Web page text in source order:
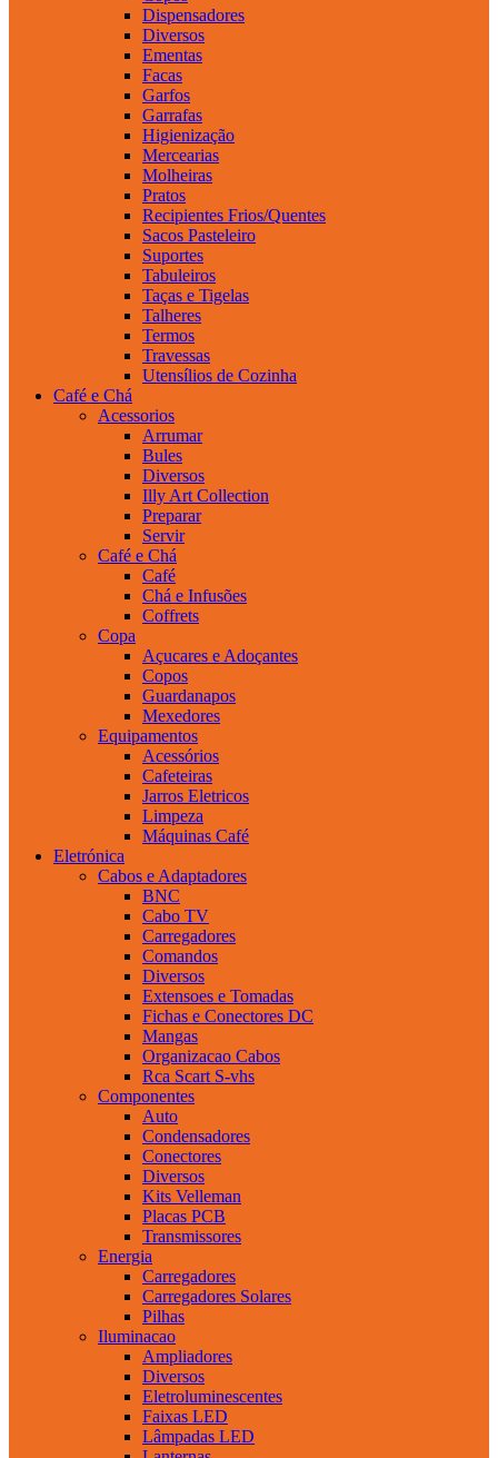
Dispensadores
Diversos
Ementas
Facas
Garfos
Garrafas
Higienização
Mercearias
Molheiras
Pratos
Recipientes Frios/Quentes
Sacos Pasteleiro
Suportes
Tabuleiros
Taças e Tigelas
Talheres
Termos
Travessas
Utensílios de Cozinha
Café e Chá
Acessorios
Arrumar
Bules
Diversos
Illy Art Collection
Preparar
Servir
Café e Chá
Café
Chá e Infusões
Coffrets
Copa
Açucares e Adoçantes
Copos
Guardanapos
Mexedores
Equipamentos
Acessórios
Cafeteiras
Jarros Eletricos
Limpeza
Máquinas Café
Eletrónica
Cabos e Adaptadores
BNC
Cabo TV
Carregadores
Comandos
Diversos
Extensoes e Tomadas
Fichas e Conectores DC
Mangas
Organizacao Cabos
Rca Scart S-vhs
Componentes
Auto
Condensadores
Conectores
Diversos
Kits Velleman
Placas PCB
Transmissores
Energia
Carregadores
Carregadores Solares
Pilhas
Iluminacao
Ampliadores
Diversos
Eletroluminescentes
Faixas LED
Lâmpadas LED